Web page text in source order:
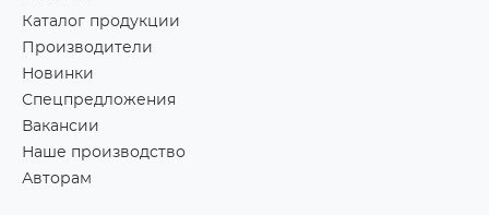
Каталог продукции
Производители
Новинки
Спецпредложения
Вакансии
Наше производство
Авторам